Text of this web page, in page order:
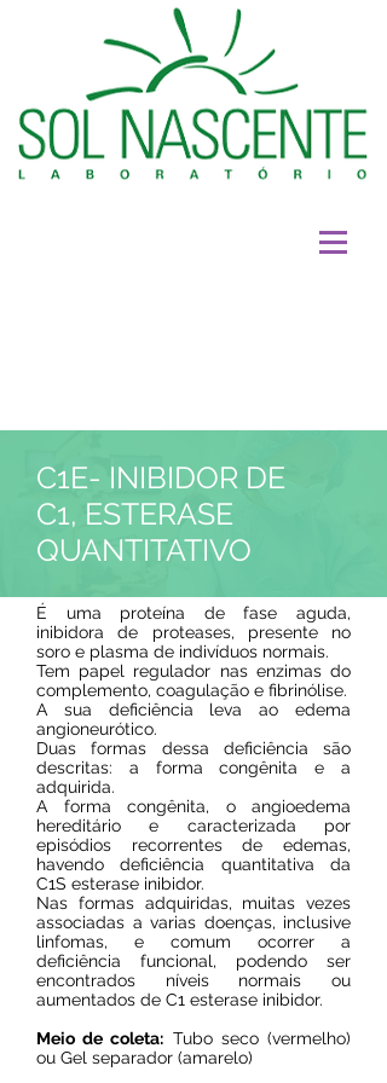
C1E- INIBIDOR DE
C1, ESTERASE
QUANTITATIVO
É uma proteína de fase aguda,
inibidora de proteases, presente no
soro e plasma de indivíduos normais.
Tem papel regulador nas enzimas do
complemento, coagulação e fibrinólise.
A sua deficiência leva ao edema
angioneurótico.
Duas formas dessa deficiência são
descritas: a forma congênita e a
adquirida.
A forma congênita, o angioedema
hereditário e caracterizada por
episódios recorrentes de edemas,
havendo deficiência quantitativa da
C1S esterase inibidor.
Nas formas adquiridas, muitas vezes
associadas a varias doenças, inclusive
linfomas, e comum ocorrer a
deficiência funcional, podendo ser
encontrados níveis normais ou
aumentados de C1 esterase inibidor.
Meio de coleta: Tubo seco (vermelho)
ou Gel separador (amarelo)